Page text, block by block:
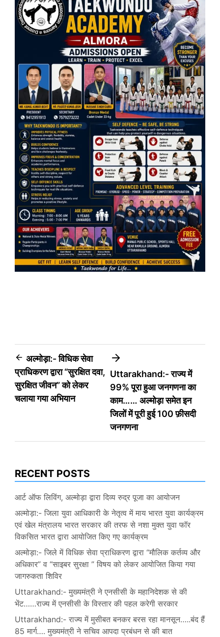
Post
navigation
अल्मोड़ा:- विधिक सेवा
प्राधिकरण द्वारा “सुरक्षित दवा,
सुरक्षित जीवन” को लेकर
चलाया गया अभियान
Uttarakhand:- राज्य में
99% पूरा हुआ जनगणना का
काम…… अल्मोड़ा समेत इन
जिलों में पूरी हुई 100 फ़ीसदी
जनगणना
RECENT POSTS
आर्ट ऑफ लिविंग, अल्मोड़ा द्वारा दिव्य रुद्र पूजा का आयोजन
अल्मोड़ा:- जिला युवा आधिकारी के नेतृत्व में माय भारत युवा कार्यक्रम
एवं खेल मंत्रालय भारत सरकार की तरफ से नशा मुक्त युवा फॉर
विकसित भारत द्वारा आयोजित किए गए कार्यक्रम
अल्मोड़ा:- जिले में विधिक सेवा प्राधिकरण द्वारा “मौलिक कर्तव्य और
अधिकार” व “साइबर सुरक्षा ” विषय को लेकर आयोजित किया गया
जागरुकता शिविर
Uttarakhand:- मुख्यमंत्री ने एनसीसी के महानिदेशक से की
भेंट……राज्य में एनसीसी के विस्तार की पहल करेगी सरकार
Uttarakhand:- राज्य में मुसीबत बनकर बरस रहा मानसून…..बंद हैं
85 मार्ग…. मुख्यमंत्री ने सचिव आपदा प्रबंधन से की बात